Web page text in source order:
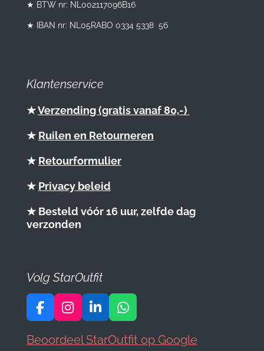
★ BTW nr: NL002117096B16
★ IBAN nr: NL05RABO 0334 5338 56
Klantenservice
★Verzending (gratis vanaf 80,-)
★ Ruilen en Retourneren
★ Retourformulier
★ Privacy beleid
★ Besteld vóór 16 uur, zelfde dag
verzonden
Volg StarOutfit
F
c
I
s
L
n
W
a
Beoordeel StarOutfit op Google